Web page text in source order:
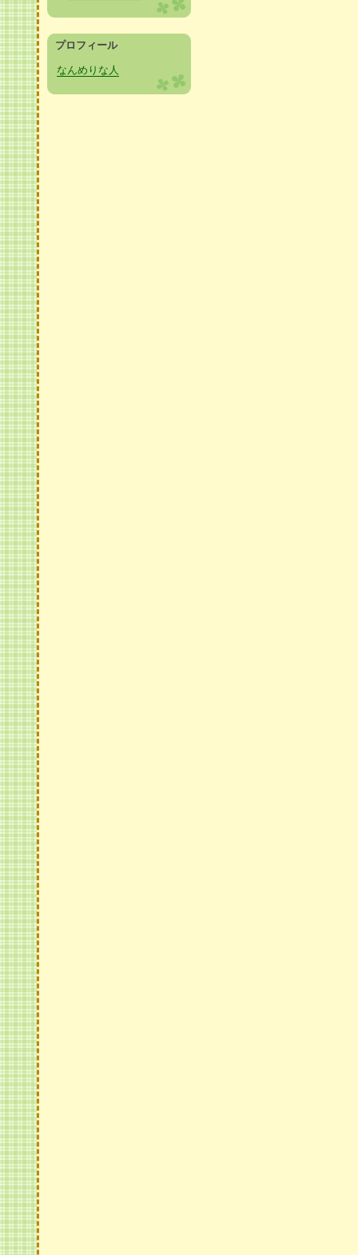
プロフィール
なんめりな人